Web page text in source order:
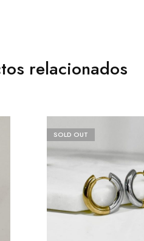
relacionados
SOLD OUT